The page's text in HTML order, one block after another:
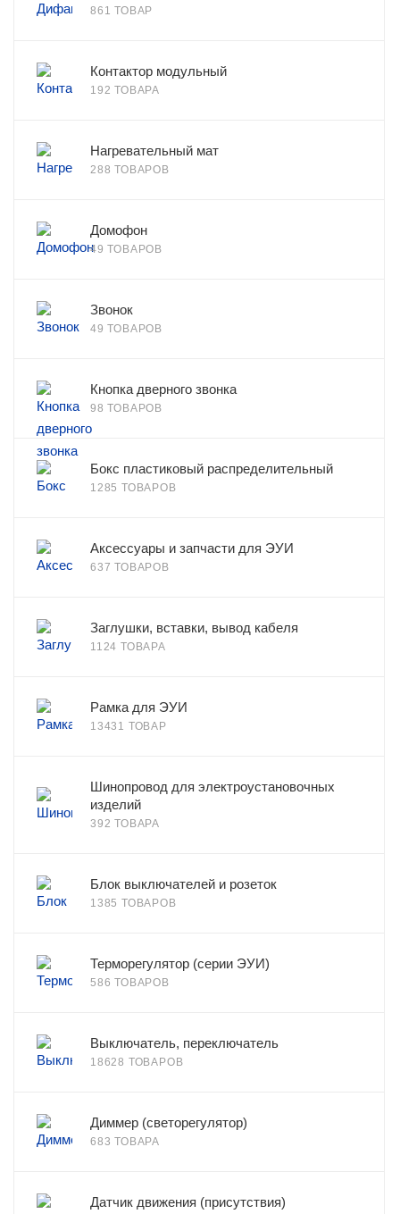
861 ТОВАР
Контактор модульный
192 ТОВАРА
Нагревательный мат
288 ТОВАРОВ
Домофон
49 ТОВАРОВ
Звонок
49 ТОВАРОВ
Кнопка дверного звонка
98 ТОВАРОВ
Бокс пластиковый распределительный
1285 ТОВАРОВ
Аксессуары и запчасти для ЭУИ
637 ТОВАРОВ
Заглушки, вставки, вывод кабеля
1124 ТОВАРА
Рамка для ЭУИ
13431 ТОВАР
Шинопровод для электроустановочных
изделий
392 ТОВАРА
Блок выключателей и розеток
1385 ТОВАРОВ
Терморегулятор (серии ЭУИ)
586 ТОВАРОВ
Выключатель, переключатель
18628 ТОВАРОВ
Диммер (светорегулятор)
683 ТОВАРА
Датчик движения (присутствия)